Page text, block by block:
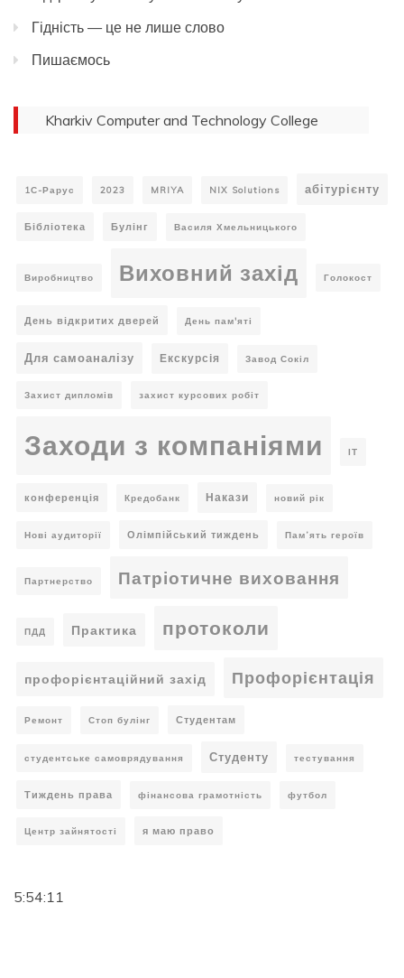
Гідність — це не лише слово
Пишаємось
Kharkiv Computer and Technology College
1С-Рарус 2023 MRIYA NIX Solutions абітурієнту
Бібліотека Булінг Василя Хмельницького
Виробництво Виховний захід Голокост
День відкритих дверей День пам'яті
Для самоаналізу Екскурсія Завод Сокіл
Захист дипломів захист курсових робіт
Заходи з компаніями ІТ
конференція Кредобанк Накази новий рік
Нові аудиторії Олімпійський тиждень Пам’ять героїв
Партнерство Патріотичне виховання
ПДД Практика протоколи
профорієнтаційний захід Профорієнтація
Ремонт Стоп булінг Студентам
студентське самоврядування Студенту тестування
Тиждень права фінансова грамотність футбол
Центр зайнятості я маю право
5:54:12